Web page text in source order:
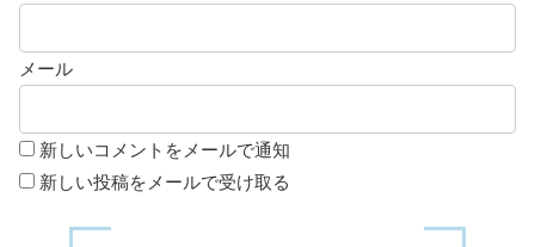
メール
新しいコメントをメールで通知
新しい投稿をメールで受け取る